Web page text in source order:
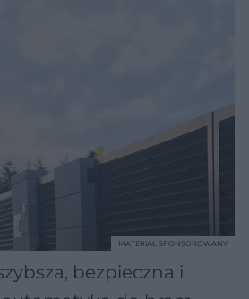
bezpieczna i
MATERIAŁ SPONSOROWANY